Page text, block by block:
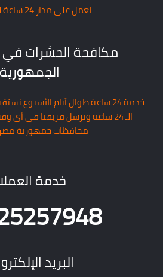
نعمل على مدار 24 ساعة لخدمتكم
مكافحة الحشرات في
الجمهورية
خدمة 24 ساعة طوال أيام الأسبوع
الـ 24 ساعة ونرسل فريقنا في
محافظات جمهورية مصر
خدمة
البريد